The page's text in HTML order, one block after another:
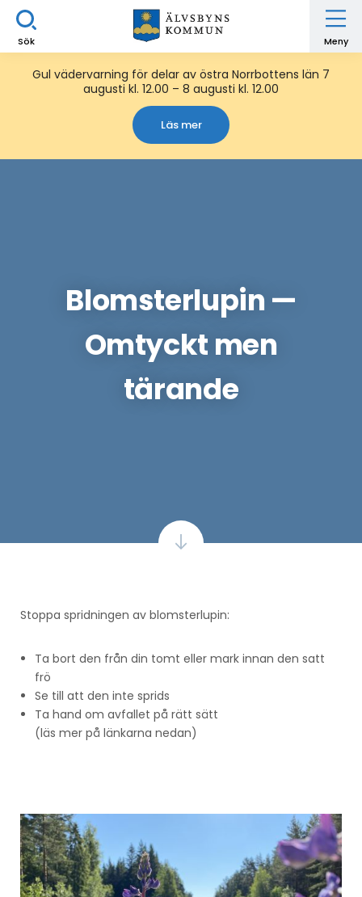
Sök Meny
Gul vädervarning för delar av östra Norrbottens län 7
augusti kl. 12.00 – 8 augusti kl. 12.00
Läs mer
Blomsterlupin —
Omtyckt men
tärande
Stoppa spridningen av blomsterlupin:
Ta bort den från din tomt eller mark innan den satt
frö
Se till att den inte sprids
Ta hand om avfallet på rätt sätt
(läs mer på länkarna nedan)